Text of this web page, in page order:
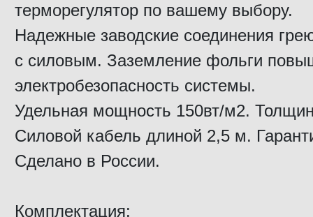
терморегулятор по вашему выбору.
Надежные заводские соединения
с силовым. Заземление фольги
электробезопасность системы.
Удельная мощность 150вт/м2.
Силовой кабель длиной 2,5 м.
Сделано в России.
Комплектация: